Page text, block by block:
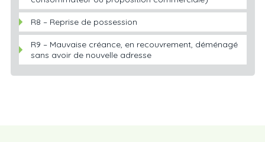
R8 – Reprise de possession
R9 – Mauvaise créance, en recouvrement, déménagé
sans avoir de nouvelle adresse